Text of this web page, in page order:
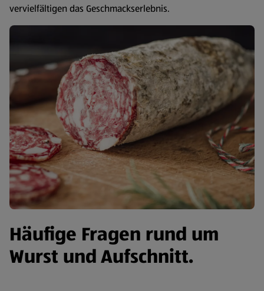
vervielfältigen das Geschmackserlebnis.
Häufige Fragen rund um
Wurst und Aufschnitt.